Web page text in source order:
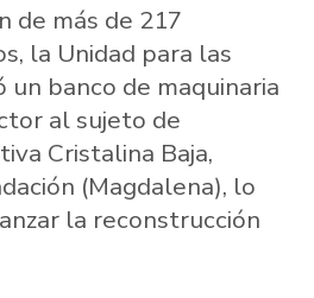
de más de 217
la Unidad para las
banco de maquinaria
al sujeto de
Cristalina Baja,
(Magdalena), lo
la reconstrucción